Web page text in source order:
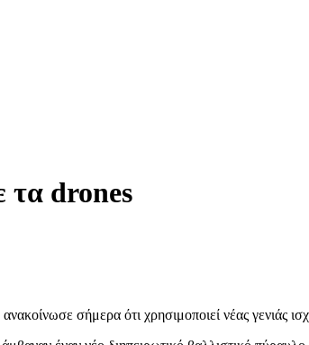
τα drones
σήμερα ότι χρησιμοποιεί νέας γενιάς